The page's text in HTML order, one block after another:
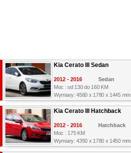
Kia Cerato III Sedan
2012 - 2016
Sedan
Moc : od 130 do 160 KM
Wymiary: 4560 x 1780 x 1445 mm
Kia Cerato III Hatchback
2012 - 2016
Hatchback
Moc : 175 KM
Wymiary: 4350 x 1780 x 1450 mm